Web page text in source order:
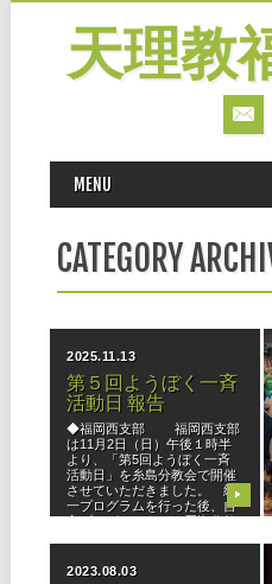
天理教
MAIN MENU
MENU
CATEGORY
2025.11.13
第５回ようぼく一斉
活動日 報告
◆福岡西支部 福岡西支部
は11月2日（日）午後１時半
より、「第5回ようぼく一斉
活動日」を糸島分教会で開催
させていただきました。 統
一プログラムを行った後、自
主プログラムでは、周海分教
▶
2023.08.03